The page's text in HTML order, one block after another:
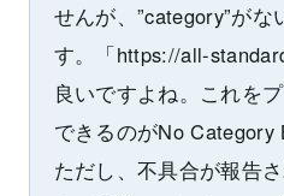
せんが、”category”がな
す。「https://all-
良いですよね。これを
できるのがNo Category
ただし、不具合が報告